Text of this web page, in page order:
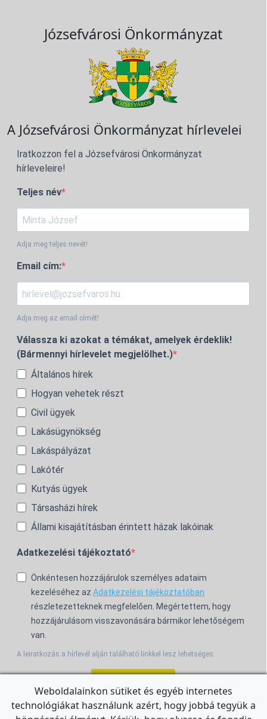
Józsefvárosi Önkormányzat
A Józsefvárosi Önkormányzat hírlevelei
Iratkozzon fel a Józsefvárosi Önkormányzat
hírleveleire!
Teljes név
Adja meg teljes nevét!
Email cím:
Adja meg az email címét!
Válassza ki azokat a témákat, amelyek érdeklik!
(Bármennyi hírlevelet megjelölhet.)
Általános hírek
Hogyan vehetek részt
Civil ügyek
Lakásügynökség
Lakáspályázat
Lakótér
Kutyás ügyek
Társasházi hírek
Állami kisajátításban érintett házak lakóinak
Adatkezelési tájékoztató
Önkéntesen hozzájárulok személyes adataim
kezeléséhez az Adatkezelési tájékoztatóban
részletezetteknek megfelelően. Megértettem, hogy
hozzájárulásom visszavonására bármikor lehetőségem
van.
A leiratkozás a hírlevél alján található linkkel lesz lehetséges.
For the English Newsletter, clickHERE.
Weboldalainkon sütiket és egyéb internetes
technológiákat használunk azért, hogy jobbá tegyük a